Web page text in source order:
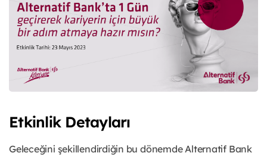
Etkinlik Detayları
Geleceğini şekillendirdiğin bu dönemde Alternatif Bank